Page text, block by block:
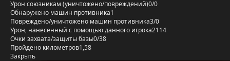
Урон союзникам (уничтожено/повреждений)0/0
Обнаружено машин противника1
Повреждено/уничтожено машин противника3/0
Урон, нанесённый с помощью данного игрока2114
Очки захвата/защиты базы0/38
Пройдено километров1,58
Закрыть